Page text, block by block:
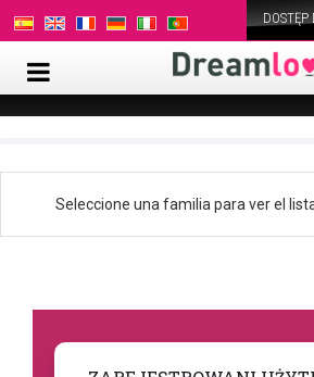
DOSTĘP
Seleccione una familia para ver el